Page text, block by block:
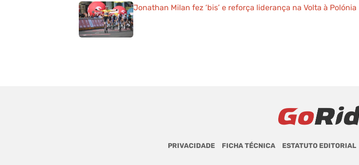
Jonathan Milan fez ‘bis’ e reforça liderança na Volta à Polónia
PRIVACIDADE FICHA TÉCNICA ESTATUTO EDITORIAL